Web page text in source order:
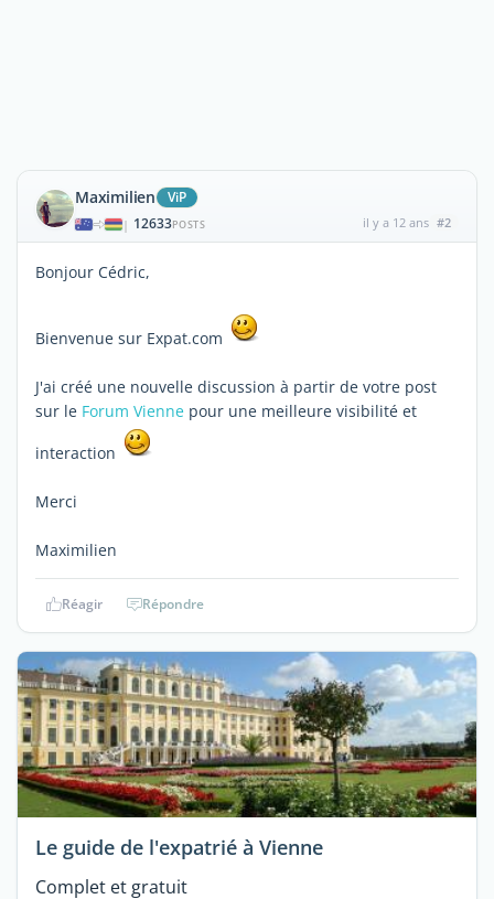
Maximilien ViP
| 12633POSTS il y a 12 ans #2
Bonjour Cédric,
Bienvenue sur Expat.com
J'ai créé une nouvelle discussion à partir de votre post
sur le Forum Vienne pour une meilleure visibilité et
interaction
Merci
Maximilien
Réagir Répondre
Le guide de l'expatrié à Vienne
Complet et gratuit